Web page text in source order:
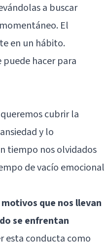
a buscar
El
en un hábito.
puede hacer para
cubrir la
y lo
tiempo nos olvidados
de vacío emocional
que nos llevan
se enfrentan
esta conducta como